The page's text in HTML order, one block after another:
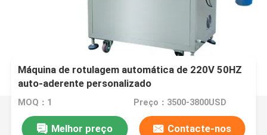
Máquina de rotulagem automática de 220V 50HZ
auto-aderente personalizado
MOQ：1 Preço：3500-3800USD
Melhor preço Contacte-nos